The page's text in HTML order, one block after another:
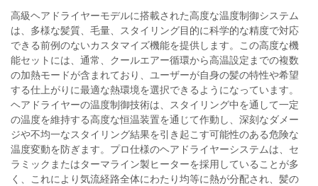
高級ヘアドライヤーモデルに搭載された高度な温度制御システム
は、多様な髪質、毛量、スタイリング目的に科学的な精度で対応
できる前例のないカスタマイズ機能を提供します。この高度な機
能セットには、通常、クールエアー循環から高温設定までの複数
の加熱モードが含まれており、ユーザーが自身の髪の特性や希望
する仕上がりに最適な熱環境を選択できるようになっています。
ヘアドライヤーの温度制御技術は、スタイリング中を通して一定
の温度を維持する高度な恒温装置を通じて作動し、深刻なダメー
ジや不均一なスタイリング結果を引き起こす可能性のある危険な
温度変動を防ぎます。プロ仕様のヘアドライヤーシステムは、セ
ラミックまたはターマライン製ヒーターを採用していることが多
く、これにより気流経路全体にわたり均等に熱が分配され、髪の